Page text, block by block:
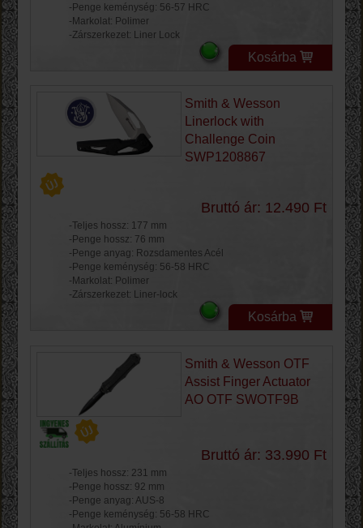
-Penge keménység: 56-57 HRC
-Markolat: Polimer
-Zárszerkezet: Liner Lock
Kosárba
Smith & Wesson
Linerlock with
Challenge Coin
SWP1208867
Bruttó ár: 12.490 Ft
-Teljes hossz: 177 mm
-Penge hossz: 76 mm
-Penge anyag: Rozsdamentes Acél
-Penge keménység: 56-58 HRC
-Markolat: Polimer
-Zárszerkezet: Liner-lock
Kosárba
Smith & Wesson OTF
Assist Finger Actuator
AO OTF SWOTF9B
Bruttó ár: 33.990 Ft
-Teljes hossz: 231 mm
-Penge hossz: 92 mm
-Penge anyag: AUS-8
-Penge keménység: 56-58 HRC